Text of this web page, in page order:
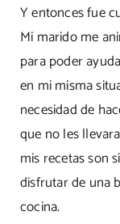
Y entonces fue
Mi marido me
para poder
en mi misma
necesidad de
que no les
mis recetas son
disfrutar de una
cocina.